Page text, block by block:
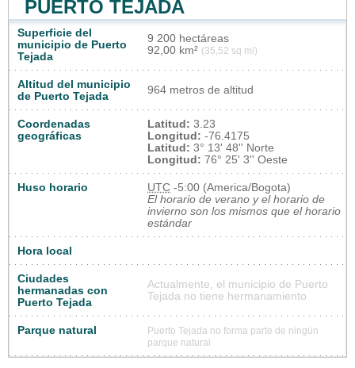
PUERTO TEJADA
Superficie del
municipio de Puerto
Tejada
9 200 hectáreas
92,00 km² (35,52 sq mi)
Altitud del municipio
de Puerto Tejada
964 metros de altitud
Coordenadas
geográficas
Latitud: 3.23
Longitud: -76.4175
Latitud: 3° 13' 48'' Norte
Longitud: 76° 25' 3'' Oeste
Huso horario UTC -5:00 (America/Bogota)
El horario de verano y el horario de
invierno son los mismos que el horario
estándar
Hora local
Ciudades
hermanadas con
Puerto Tejada
Actualmente, el municipio de Puerto
Tejada no tiene hermanamiento
Parque natural
Puerto Tejada no forma parte de ningún
parque natural